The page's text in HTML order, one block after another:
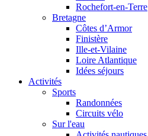
Rochefort-en-Terre
Bretagne
Côtes d’Armor
Finistère
Ille-et-Vilaine
Loire Atlantique
Idées séjours
Activités
Sports
Randonnées
Circuits vélo
Sur l'eau